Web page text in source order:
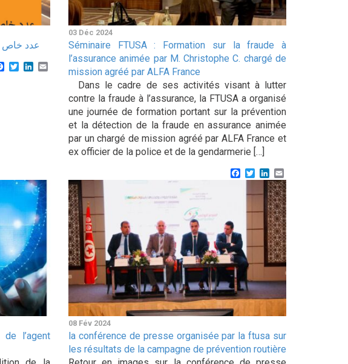
عدد خاص –
Facebook
TwitterLinkedIn
03 Déc 2024
Séminaire FTUSA : Formation sur la fraude à
l’assurance animée par M. Christophe C. chargé de
mission agréé par ALFA France
Dans le cadre de ses activités visant à lutter
contre la fraude à l’assurance, la FTUSA a organisé
une journée de formation portant sur la prévention
et la détection de la fraude en assurance animée
par un chargé de mission agréé par ALFA France et
ex officier de la police et de la gendarmerie […]
Facebook
TwitterLinkedIn
l’agent
08 Fév 2024
la conférence de presse organisée par la ftusa sur
les résultats de la campagne de prévention routière